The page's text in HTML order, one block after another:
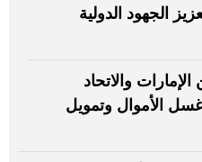
الجهود الدولية
الإمارات والاتحاد
الأموال وتمويل